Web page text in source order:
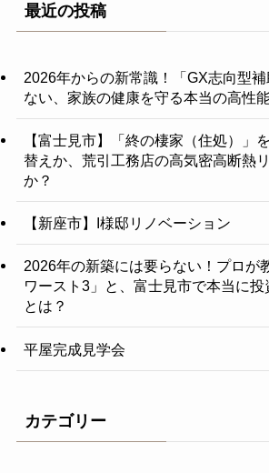
最近の投稿
2026年からの新常識！「GX志向型
ない、家族の健康を守る本当の高性
【富士見市】「終の棲家（住処）」
替えか、荒引工務店の高気密高断熱
か？
【新座市】I様邸リノベーション
2026年の新築には要らない！プロが
ワースト3」と、富士見市で本当に投
とは？
平屋完成見学会
カテゴリー